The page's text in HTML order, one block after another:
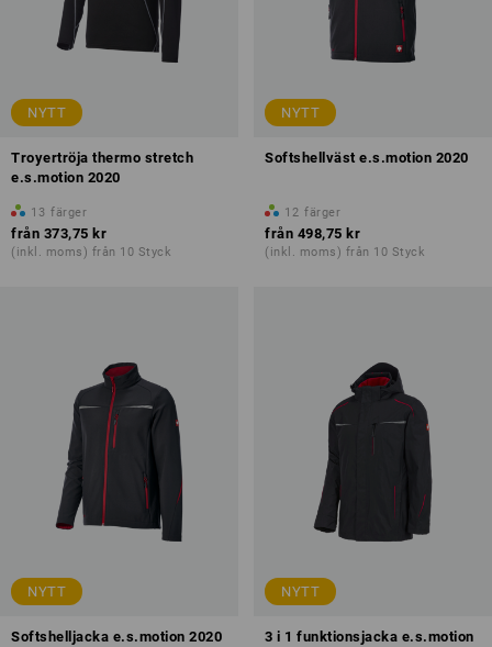
NYTT
Troyertröja thermo stretch
e.s.motion 2020
13 färger
från 373,75 kr
(inkl. moms) från 10 Styck
NYTT
Softshellväst e.s.motion 2020
12 färger
från 498,75 kr
(inkl. moms) från 10 Styck
NYTT
Softshelljacka e.s.motion 2020
NYTT
3 i 1 funktionsjacka e.s.motion